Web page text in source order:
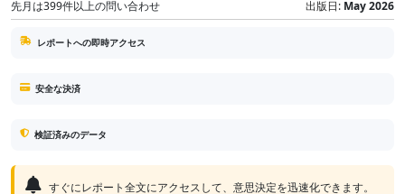
先月は399件以上の問い合わせ 出版日: May 2026
レポートへの即時アクセス
安全な決済
検証済みのデータ
すぐにレポート全文にアクセスして、意思決定を迅速化できます。